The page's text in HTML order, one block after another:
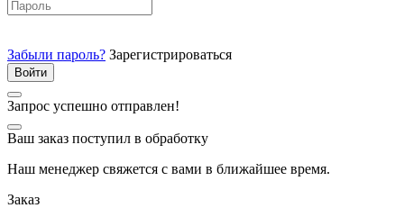
Забыли пароль? Зарегистрироваться
Запрос успешно отправлен!
Ваш заказ поступил в обработку
Наш менеджер свяжется с вами в ближайшее время.
Заказ